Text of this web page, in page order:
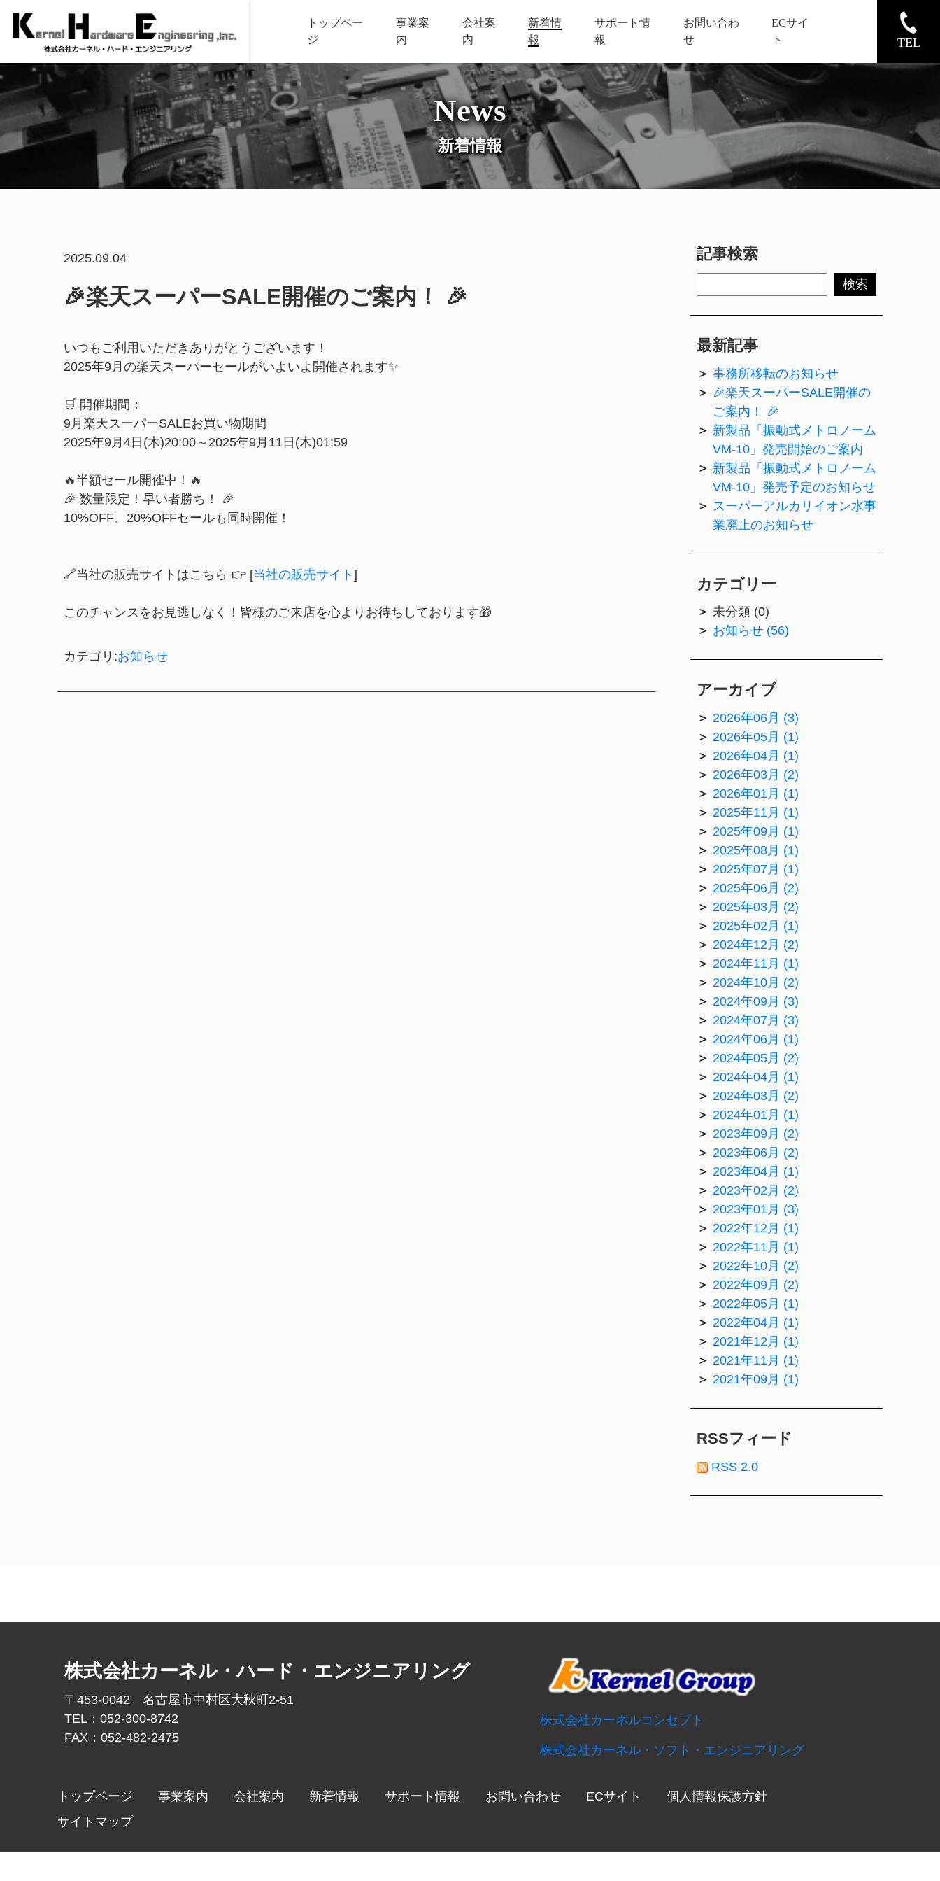
トップペー
ジ
事業案
内
ハードウェア開発・設計・販売
UVCURE-01 紫外線照射装置
megbox 顔認証システム
オフィス関連売
ホビー関連
プログラミング教材開発・販売
スーパーアルカリイオン水生成装置
スーパーアルカリイオン水 12.5
会社案
内
新着情
報
サポート情
報
お問い合わ
せ
ECサイ
ト
TEL
News
新着情報
2025.09.04
🎉楽天スーパーSALE開催のご案内！ 🎉
いつもご利用いただきありがとうございます！
2025年9月の楽天スーパーセールがいよいよ開催されます✨
🛒 開催期間：
9月楽天スーパーSALEお買い物期間
2025年9月4日(木)20:00～2025年9月11日(木)01:59
🔥半額セール開催中！🔥
🎉 数量限定！早い者勝ち！ 🎉
10%OFF、20%OFFセールも同時開催！
🔗当社の販売サイトはこちら 👉 [当社の販売サイト ]
このチャンスをお見逃しなく！皆様のご来店を心よりお待ちしております🎁
カテゴリ:お知らせ
記事検索
最新記事
事務所移転のお知らせ
🎉楽天スーパーSALE開催の
ご案内！ 🎉
新製品「振動式メトロノーム
VM-10」発売開始のご案内
新製品「振動式メトロノーム
VM-10」発売予定のお知らせ
スーパーアルカリイオン水事
業廃止のお知らせ
カテゴリー
未分類 (0)
お知らせ (56)
アーカイブ
2026年06月 (3)
2026年05月 (1)
2026年04月 (1)
2026年03月 (2)
2026年01月 (1)
2025年11月 (1)
2025年09月 (1)
2025年08月 (1)
2025年07月 (1)
2025年06月 (2)
2025年03月 (2)
2025年02月 (1)
2024年12月 (2)
2024年11月 (1)
2024年10月 (2)
2024年09月 (3)
2024年07月 (3)
2024年06月 (1)
2024年05月 (2)
2024年04月 (1)
2024年03月 (2)
2024年01月 (1)
2023年09月 (2)
2023年06月 (2)
2023年04月 (1)
2023年02月 (2)
2023年01月 (3)
2022年12月 (1)
2022年11月 (1)
2022年10月 (2)
2022年09月 (2)
2022年05月 (1)
2022年04月 (1)
2021年12月 (1)
2021年11月 (1)
2021年09月 (1)
RSSフィード
RSS 2.0
株式会社カーネル・ハード・エンジニアリング
〒453-0042 名古屋市中村区大秋町2-51
TEL：052-300-8742
FAX：052-482-2475
株式会社カーネルコンセプト
株式会社カーネル・ソフト・エンジニアリング
トップページ 事業案内 会社案内 新着情報 サポート情報 お問い合わせ ECサイト
個人情報保護方針
サイトマップ